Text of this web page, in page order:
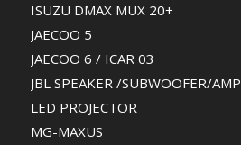
ISUZU DMAX MUX 20+
JAECOO 5
JAECOO 6 / ICAR 03
JBL SPEAKER /SUBWOOFER/AMP
LED PROJECTOR
MG-MAXUS